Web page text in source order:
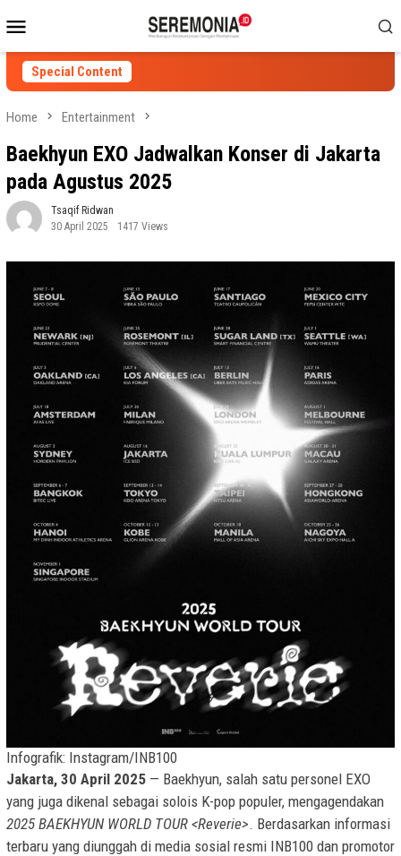
to
contentMenu
Special Content
Home Entertainment
Baekhyun EXO Jadwalkan Konser di Jakarta
pada Agustus 2025
Tsaqif Ridwan
30 April 2025
1417 Views
Infografik: Instagram/INB100
Jakarta, 30 April 2025 — Baekhyun, salah satu personel EXO
yang juga dikenal sebagai solois K-pop populer, mengagendakan
2025 BAEKHYUN WORLD TOUR <Reverie>. Berdasarkan informasi
terbaru yang diunggah di media sosial resmi INB100 dan promotor